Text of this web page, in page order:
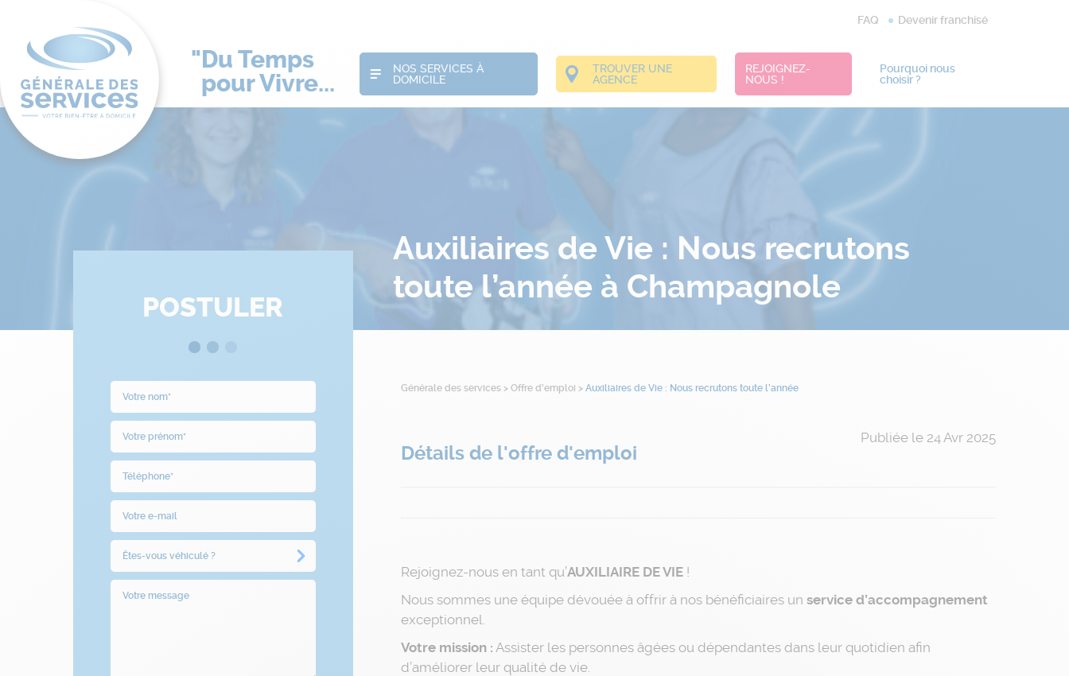
Du Temps
pour Vivre...
FAQ Devenir franchisé
NOS SERVICES À
DOMICILE
TROUVER UNE
AGENCE
REJOIGNEZ-
NOUS !
Pourquoi nous
choisir ?
Auxiliaires de Vie : Nous recrutons
toute l’année à Champagnole
POSTULER
Générale des services> Offre d'emploi > Auxiliaires de Vie : Nous recrutons toute l’année
Détails de l'offre d'emploi
Publiée le 24 Avr 2025
Rejoignez-nous en tant qu’AUXILIAIRE DE VIE!
Nous sommes une équipe dévouée à offrir à nos bénéficiaires un service d’accompagnement
exceptionnel.
Votre mission : Assister les personnes âgées ou dépendantes dans leur quotidien afin
d’améliorer leur qualité de vie.